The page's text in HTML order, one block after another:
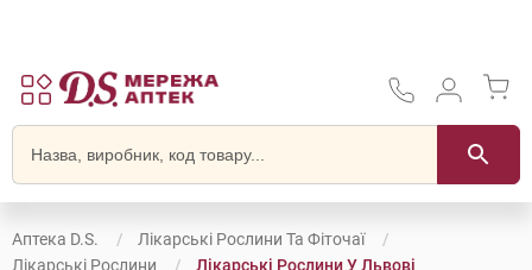
Аптека D.S.
Лікарські Рослини Та Фіточаї
Лікарські Рослини
Лікарські Рослини У Львові